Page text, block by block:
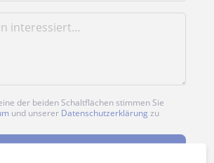
der beiden Schaltflächen stimmen Sie
und unserer Datenschutzerklärung zu